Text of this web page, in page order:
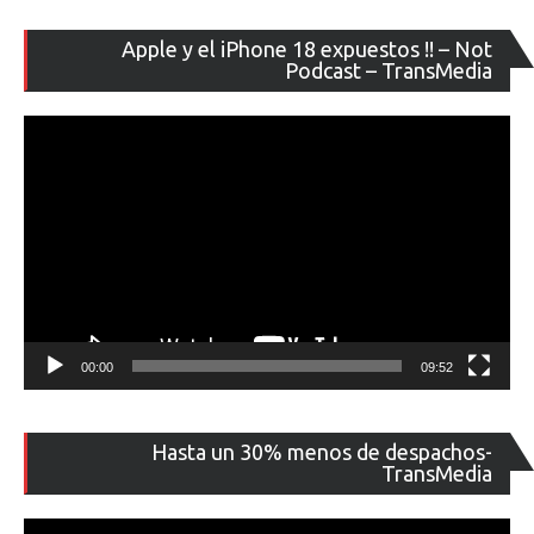
Apple y el iPhone 18 expuestos !! – Not
Podcast – TransMedia
de
00:00 09:52
Hasta un 30% menos de despachos-
TransMedia
de